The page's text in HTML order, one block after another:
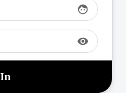
face
visibility